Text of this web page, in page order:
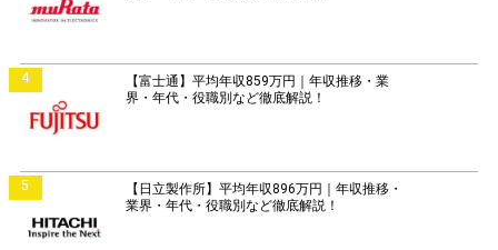
4
【富士通】平均年収859万円｜年収推移・業
界・年代・役職別など徹底解説！
5
【日立製作所】平均年収896万円｜年収推移・
業界・年代・役職別など徹底解説！